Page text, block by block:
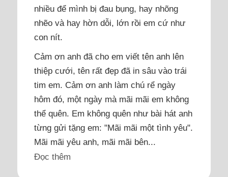
nhiều để mình bị đau bụng, hay nhõng
nhẽo và hay hờn dỗi, lớn rồi em cứ như
con nít.
Cảm ơn anh đã cho em viết tên anh lên
thiệp cưới, tên rất đẹp đã in sâu vào trái
tim em. Cảm ơn anh làm chú rể ngày
hôm đó, một ngày mà mãi mãi em không
thể quên. Em không quên như bài hát anh
từng gửi tặng em: "Mãi mãi một tình yêu".
Mãi mãi yêu anh, mãi mãi bên...
Đọc thêm